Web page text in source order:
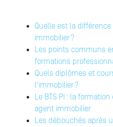
Quelle est la différence
immobilier ?
Les points communs
formations
Quels diplômes et
l'immobilier ?
Le BTS PI : la
agent immobilier
Les débouchés après